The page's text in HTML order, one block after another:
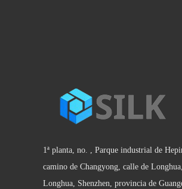
1ª planta, no. , Parque industrial de
camino de Changyong, calle de
Longhua, Shenzhen, provincia de